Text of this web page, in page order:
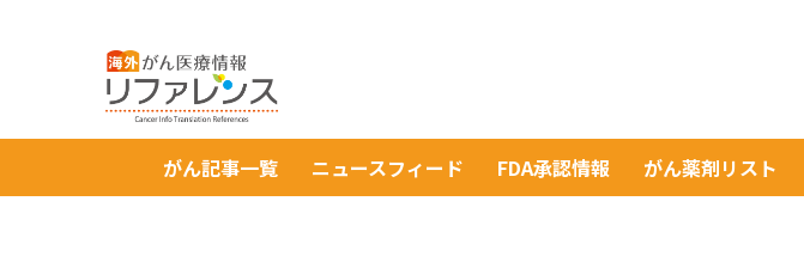
がん記事一覧 ニュースフィード FDA承認情報 がん薬剤リスト